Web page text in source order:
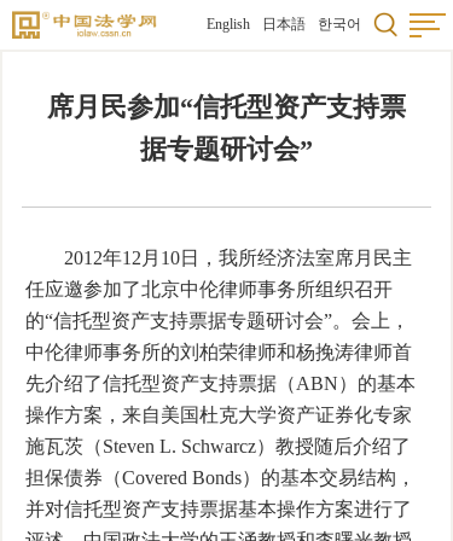
English 日本語 한국어
席月民参加“信托型资产支持票
据专题研讨会”
2012年12月10日，我所经济法室席月民主
任应邀参加了北京中伦律师事务所组织召开
的“信托型资产支持票据专题研讨会”。会上，
中伦律师事务所的刘柏荣律师和杨挽涛律师首
先介绍了信托型资产支持票据（ABN）的基本
操作方案，来自美国杜克大学资产证券化专家
施瓦茨（Steven L. Schwarcz）教授随后介绍了
担保债券（Covered Bonds）的基本交易结构，
并对信托型资产支持票据基本操作方案进行了